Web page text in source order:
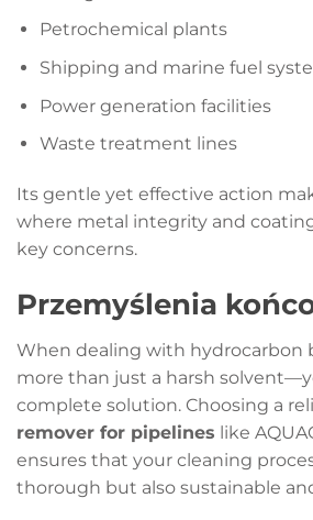
Petrochemical plants
Shipping and marine fuel
Power generation facilities
Waste treatment lines
Its gentle yet effective action
where metal integrity and
key concerns.
Przemyślenia
When dealing with hydrocarbon
more than just a harsh
complete solution. Choosing a
remover for pipelines like
ensures that your cleaning
thorough but also sustainable